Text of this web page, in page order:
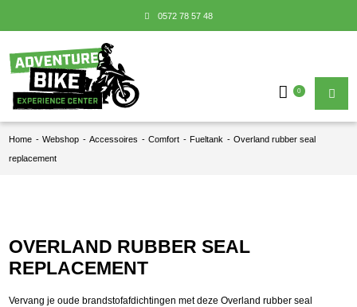
0572 78 57 48
0
Home - Webshop - Accessoires - Comfort - Fueltank - Overland rubber seal
replacement
OVERLAND RUBBER SEAL
REPLACEMENT
Vervang je oude brandstofafdichtingen met deze Overland rubber seal